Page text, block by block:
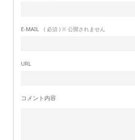
E-MAIL ( 必須 ) ※ 公開されません
URL
コメント内容